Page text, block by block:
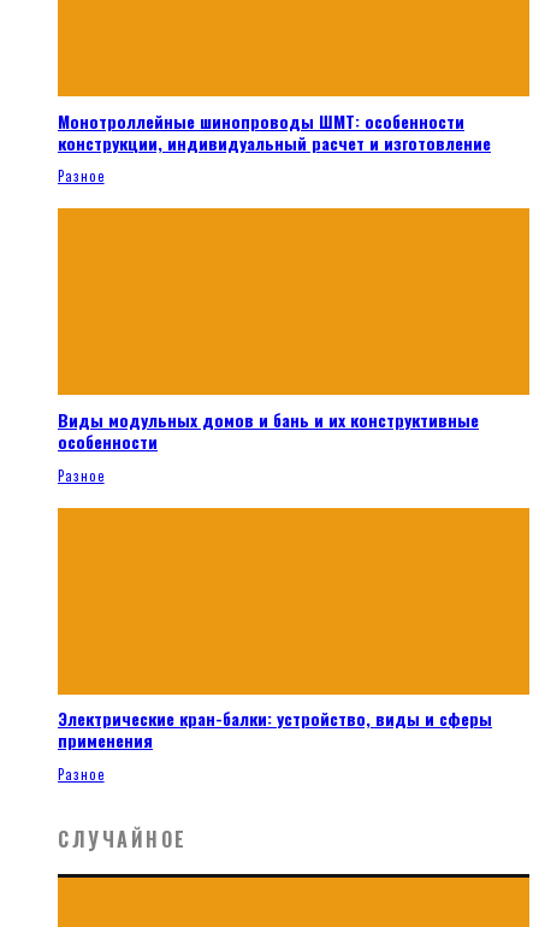
Монотроллейные шинопроводы ШМТ: особенности
конструкции, индивидуальный расчет и изготовление
Разное
Виды модульных домов и бань и их конструктивные
особенности
Разное
Электрические кран-балки: устройство, виды и сферы
применения
Разное
СЛУЧАЙНОЕ